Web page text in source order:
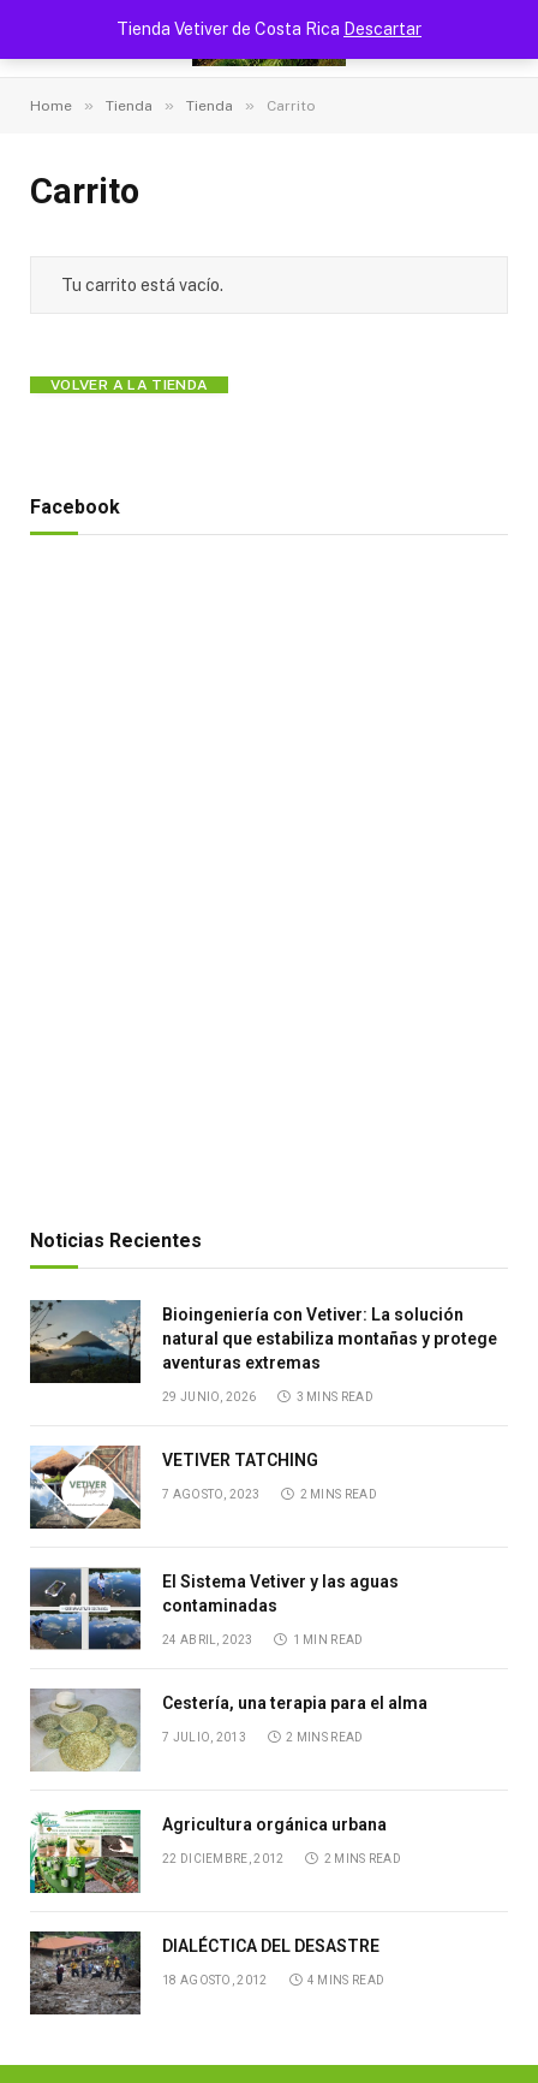
Tienda Vetiver de Costa Rica Descartar
Home » Tienda » Tienda » Carrito
Carrito
Tu carrito está vacío.
VOLVER A LA TIENDA
Facebook
Noticias Recientes
Bioingeniería con Vetiver: La solución
natural que estabiliza montañas y protege
aventuras extremas
29 JUNIO, 2026 3 MINS READ
VETIVER TATCHING
7 AGOSTO, 2023 2 MINS READ
El Sistema Vetiver y las aguas
contaminadas
24 ABRIL, 2023 1 MIN READ
Cestería, una terapia para el alma
7 JULIO, 2013 2 MINS READ
Agricultura orgánica urbana
22 DICIEMBRE, 2012 2 MINS READ
DIALÉCTICA DEL DESASTRE
18 AGOSTO, 2012 4 MINS READ